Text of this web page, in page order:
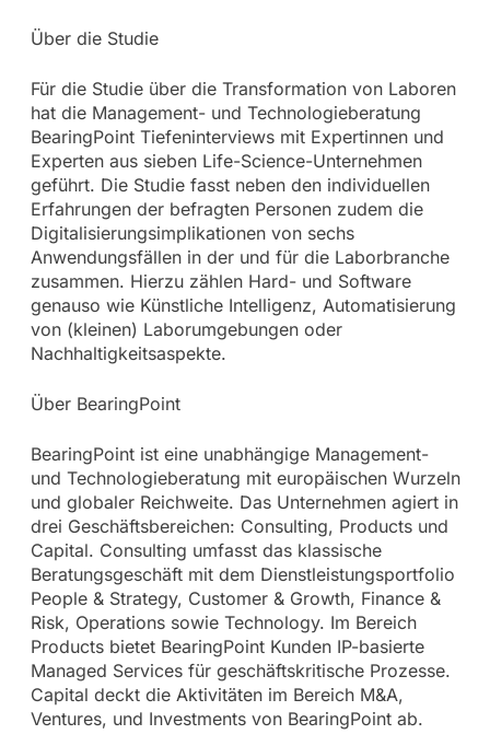
Über die Studie
Für die Studie über die Transformation von Laboren
hat die Management- und Technologieberatung
BearingPoint Tiefeninterviews mit Expertinnen und
Experten aus sieben Life-Science-Unternehmen
geführt. Die Studie fasst neben den individuellen
Erfahrungen der befragten Personen zudem die
Digitalisierungsimplikationen von sechs
Anwendungsfällen in der und für die Laborbranche
zusammen. Hierzu zählen Hard- und Software
genauso wie Künstliche Intelligenz, Automatisierung
von (kleinen) Laborumgebungen oder
Nachhaltigkeitsaspekte.
Über BearingPoint
BearingPoint ist eine unabhängige Management-
und Technologieberatung mit europäischen Wurzeln
und globaler Reichweite. Das Unternehmen agiert in
drei Geschäftsbereichen: Consulting, Products und
Capital. Consulting umfasst das klassische
Beratungsgeschäft mit dem Dienstleistungsportfolio
People & Strategy, Customer & Growth, Finance &
Risk, Operations sowie Technology. Im Bereich
Products bietet BearingPoint Kunden IP-basierte
Managed Services für geschäftskritische Prozesse.
Capital deckt die Aktivitäten im Bereich M&A,
Ventures, und Investments von BearingPoint ab.